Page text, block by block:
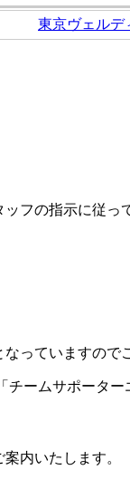
東京ヴェルデ
フの指示に従っ
っていますので
ームサポータ
内いたします。